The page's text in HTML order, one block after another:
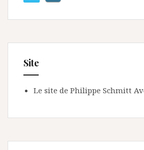
Site
Le site de Philippe Schmitt